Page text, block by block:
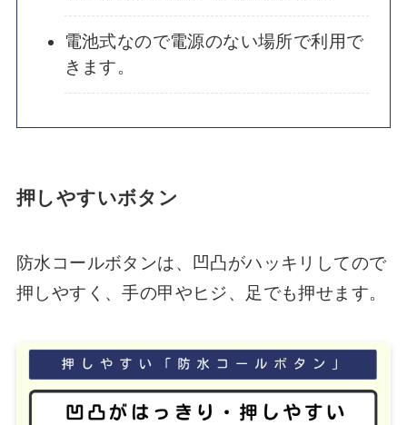
電池式なので電源のない場所で利用で
きます。
押しやすいボタン
防水コールボタンは、凹凸がハッキリしてので
押しやすく、手の甲やヒジ、足でも押せます。